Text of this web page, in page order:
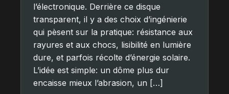
l’électronique. Derrière ce disque
transparent, il y a des choix d’ingénierie
qui pèsent sur la pratique: résistance aux
rayures et aux chocs, lisibilité en lumière
dure, et parfois récolte d’énergie solaire.
L’idée est simple: un dôme plus dur
encaisse mieux l’abrasion, un […]